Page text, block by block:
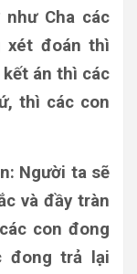
Cha các
xét đoán thì
án thì các
thì các con
Người ta sẽ
và đầy tràn
con đong
đong trả lại